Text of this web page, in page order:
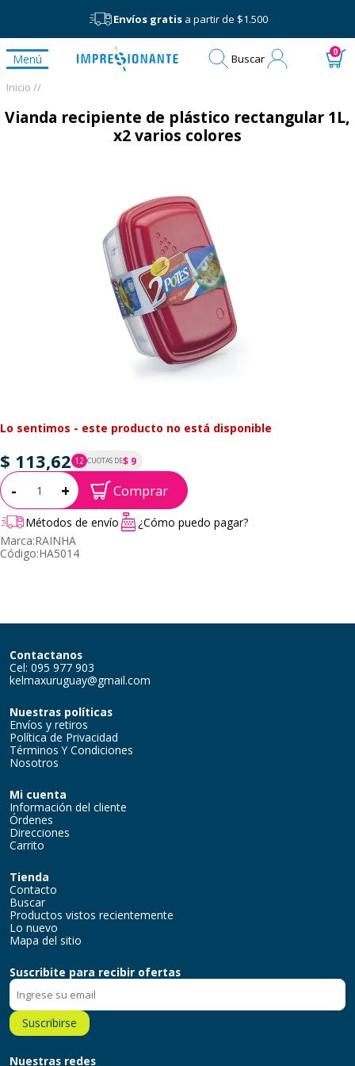
Envíos gratisa partir de $1.500
Menú Buscar 0
Inicio //
Vianda recipiente de plástico rectangular 1L,
x2 varios colores
Lo sentimos - este producto no está disponible
$ 113,62 12 CUOTAS DE$ 9
P.T.F. $ 114
Cantidad:
- + Comprar
Métodos de envío
¿Cómo puedo pagar?
Marca:RAINHA
Código:HA5014
Contactanos
Cel: 095 977 903
kelmaxuruguay@gmail.com
Nuestras políticas
Envíos y retiros
Política de Privacidad
Términos Y Condiciones
Nosotros
Mi cuenta
Información del cliente
Órdenes
Direcciones
Carrito
Tienda
Contacto
Buscar
Productos vistos recientemente
Lo nuevo
Mapa del sitio
Suscribite para recibir ofertas
Suscribirse
Nuestras redes